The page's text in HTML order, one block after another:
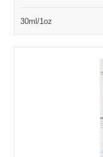
léčivé bylinkové
30ml/1oz